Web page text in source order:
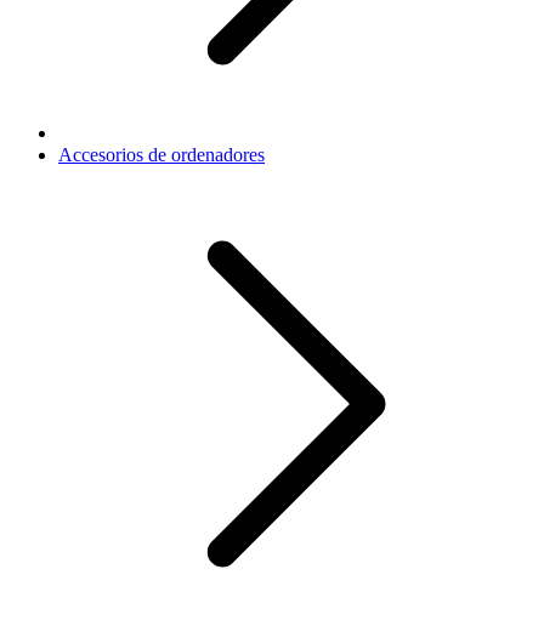
Accesorios de ordenadores